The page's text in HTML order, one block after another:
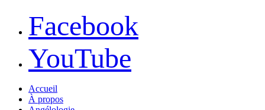
Facebook
YouTube
Accueil
À propos